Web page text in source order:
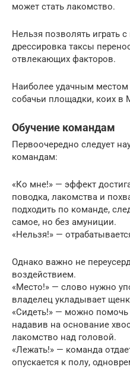
может стать лакомство.
Нельзя позволять играть
дрессировка таксы
отвлекающих факторов.
Наиболее удачным местом
собачьи площадки, коих в
Обучение командам
Первоочередно следует
командам:
«Ко мне!» — эффект
поводка, лакомства и
подходить по команде,
самое, но без амуниции.
«Нельзя!» —
Однако важно не
воздействием.
«Место!» — слово нужно
владелец укладывает
«Сидеть!» — можно помочь
надавив на основание
лакомство над головой.
«Лежать!» — команда
опускается к полу,